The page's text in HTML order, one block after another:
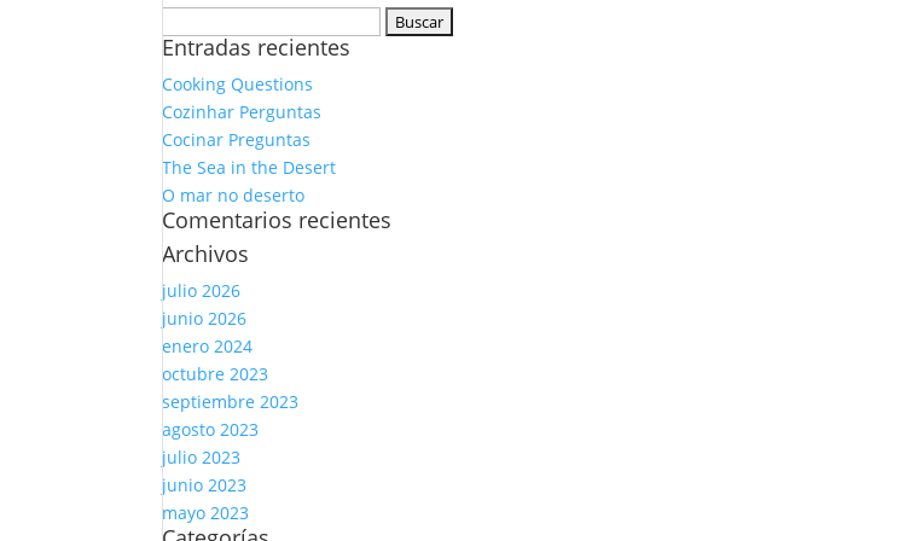
Entradas recientes
Cooking Questions
Cozinhar Perguntas
Cocinar Preguntas
The Sea in the Desert
O mar no deserto
Comentarios recientes
Archivos
julio 2026
junio 2026
enero 2024
octubre 2023
septiembre 2023
agosto 2023
julio 2023
junio 2023
mayo 2023